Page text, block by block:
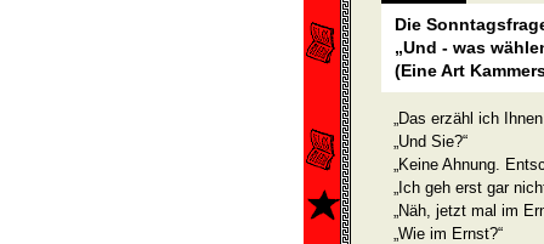
Die
„Und - was
(Eine Art
„Das erzähl ich
„Und Sie?“
„Keine Ahnung.
„Ich geh erst gar
„Näh, jetzt mal im
„Wie im Ernst?“